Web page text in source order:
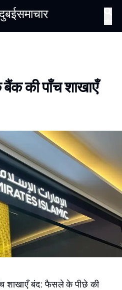
की पाँच शाखाएँ
शाखाएँ बंद: फैसले के पीछे की